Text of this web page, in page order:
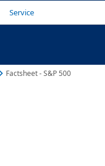
Service
Factsheet - S&P 500